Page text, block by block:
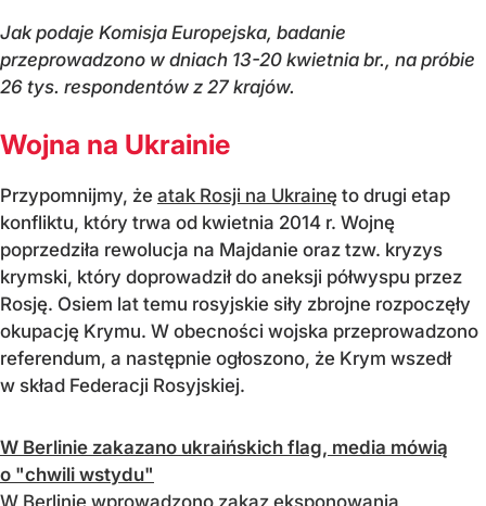
Jak podaje Komisja Europejska, badanie
przeprowadzono w dniach 13-20 kwietnia br., na próbie
26 tys. respondentów z 27 krajów.
Wojna na Ukrainie
Przypomnijmy, że atak Rosji na Ukrainę to drugi etap
konfliktu, który trwa od kwietnia 2014 r. Wojnę
poprzedziła rewolucja na Majdanie oraz tzw. kryzys
krymski, który doprowadził do aneksji półwyspu przez
Rosję. Osiem lat temu rosyjskie siły zbrojne rozpoczęły
okupację Krymu. W obecności wojska przeprowadzono
referendum, a następnie ogłoszono, że Krym wszedł
w skład Federacji Rosyjskiej.
W Berlinie zakazano ukraińskich flag, media mówią
o "chwili wstydu"
W Berlinie wprowadzono zakaz eksponowania